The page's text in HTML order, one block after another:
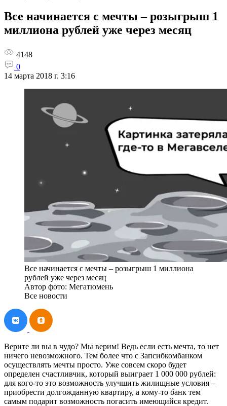
Все начинается с мечты – розыгрыш 1
миллиона рублей уже через месяц
4148
0
14 марта 2018 г. 3:16
Все начинается с мечты – розыгрыш 1 миллиона
рублей уже через месяц
Автор фото: Мегатюмень
Все новости
Верите ли вы в чудо? Мы верим! Ведь если есть мечта, то нет
ничего невозможного. Тем более что с Запсибкомбанком
осуществлять мечты просто. Уже совсем скоро будет
определен счастливчик, который выиграет 1 000 000 рублей:
для кого-то это возможность улучшить жилищные условия –
приобрести долгожданную квартиру, а кому-то банк тем
самым подарит возможность погасить имеющийся кредит.